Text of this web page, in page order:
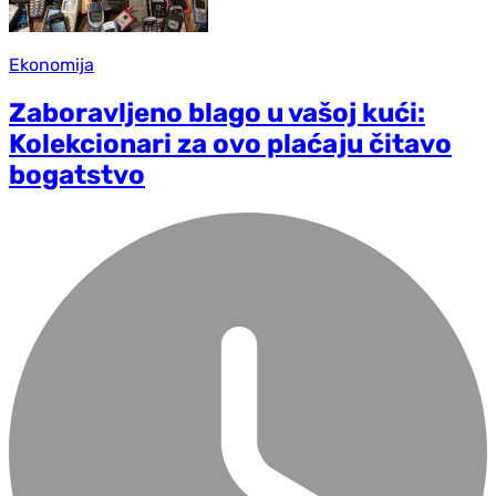
Ekonomija
Zaboravljeno blago u vašoj kući:
Kolekcionari za ovo plaćaju čitavo
bogatstvo